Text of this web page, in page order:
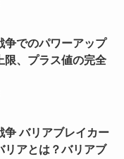
争でのパワーアップ
限、プラス値の完全
争 バリアブレイカー
リアとは？バリアブ